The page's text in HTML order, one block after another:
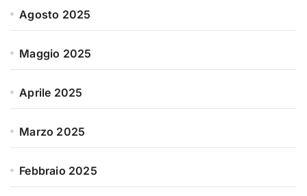
Agosto 2025
Maggio 2025
Aprile 2025
Marzo 2025
Febbraio 2025